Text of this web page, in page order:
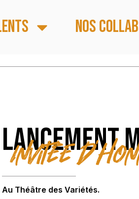
Nos
Lancement
Invitée
Au Théâtre des Variétés.